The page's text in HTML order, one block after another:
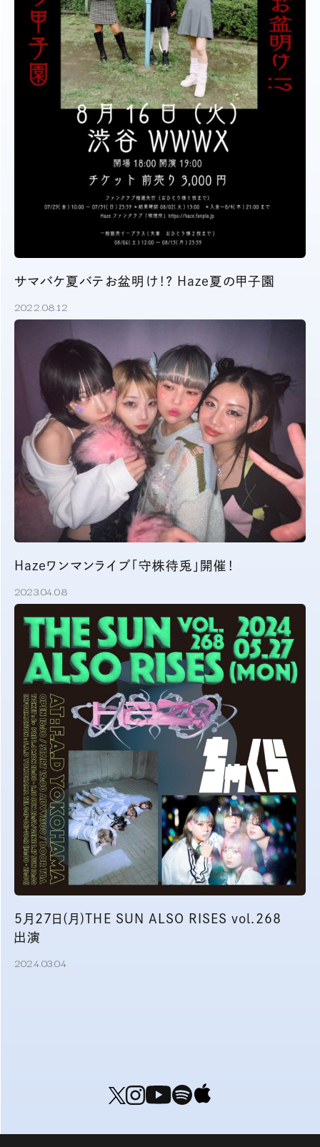
サマバケ夏バテお盆明け！？ Haze夏の甲子園
2022.08.12
Hazeワンマンライブ「守株待兎」開催！
2023.04.08
5月27日(月)THE SUN ALSO RISES vol.268
出演
2024.03.04